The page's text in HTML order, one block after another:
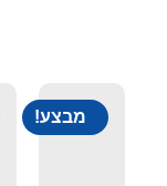
מבצע!